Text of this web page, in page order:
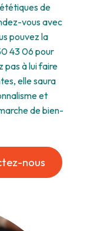
de
vous avec
pouvez la
43 06 pour
pas à lui faire
elle saura
et
de bien-
nous